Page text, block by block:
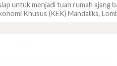
untuk menjadi tuan rumah ajang
Khusus (KEK) Mandalika,